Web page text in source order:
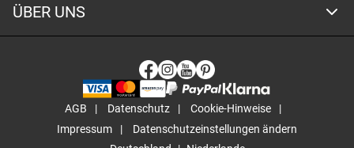
ÜBER UNS
AGB Datenschutz
Cookie-Hinweise
Impressum
Datenschutzeinstellungen ändern